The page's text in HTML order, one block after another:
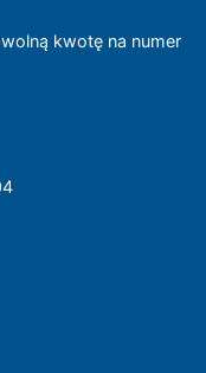
kwotę na numer